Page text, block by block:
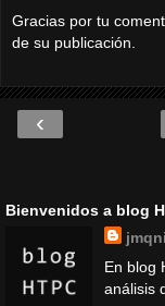
Gracias por tu
de su publicación.
‹
Bienvenidos a blog
En blog
análisis